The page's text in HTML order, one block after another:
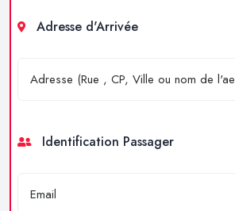
Adresse d'Arrivée
Identification Passager